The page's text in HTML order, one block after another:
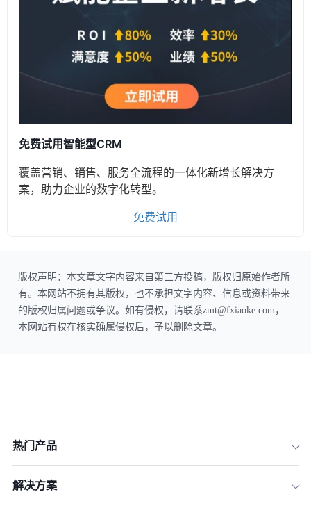
免费试用智能型CRM
覆盖营销、销售、服务全流程的一体化新增长解决方
案，助力企业的数字化转型。
免费试用
版权声明：本文章文字内容来自第三方投稿，版权归原始作者所
有。本网站不拥有其版权，也不承担文字内容、信息或资料带来
的版权归属问题或争议。如有侵权，请联系zmt@fxiaoke.com，
本网站有权在核实确属侵权后，予以删除文章。
热门产品
解决方案